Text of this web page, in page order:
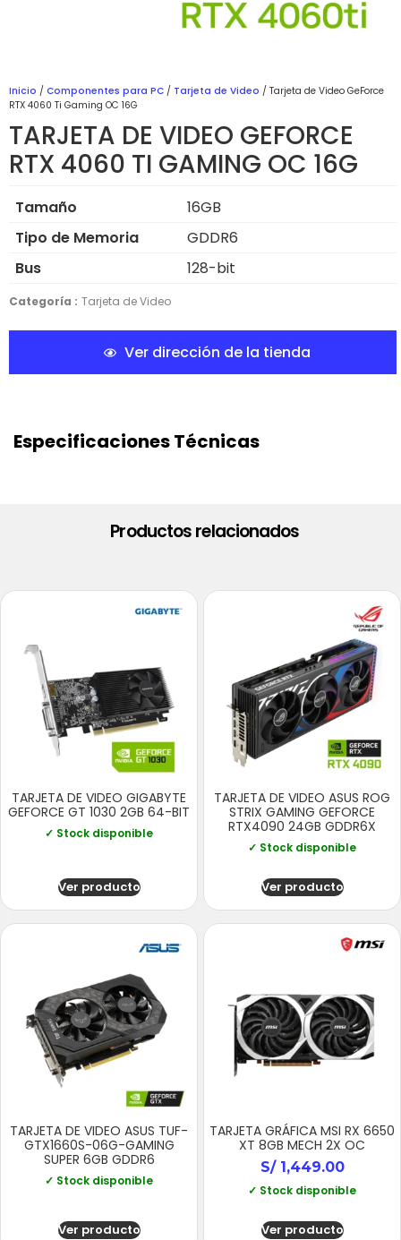
Inicio / Componentes para PC / Tarjeta de Video / Tarjeta de Video GeForce
RTX 4060 Ti Gaming OC 16G
TARJETA DE VIDEO GEFORCE
RTX 4060 TI GAMING OC 16G
Tamaño
16GB
Tipo de Memoria
GDDR6
Bus
128-bit
Categoría : Tarjeta de Video
Ver dirección de la tienda
Especificaciones Técnicas
Productos relacionados
TARJETA DE VIDEO GIGABYTE
GEFORCE GT 1030 2GB 64-BIT
✓ Stock disponible
Ver producto
TARJETA DE VIDEO ASUS ROG
STRIX GAMING GEFORCE
RTX4090 24GB GDDR6X
✓ Stock disponible
Ver producto
TARJETA DE VIDEO ASUS TUF-
GTX1660S-06G-GAMING
SUPER 6GB GDDR6
✓ Stock disponible
Ver producto
TARJETA GRÁFICA MSI RX 6650
XT 8GB MECH 2X OC
S/1,449.00
✓ Stock disponible
Ver producto